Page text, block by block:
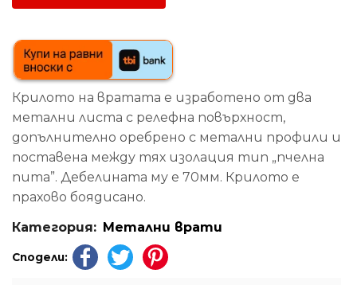
Крилото на вратата е изработено от два
метални листа с релефна повърхност,
допълнително оребрено с метални профили и
поставена между тях изолация тип „пчелна
пита”. Дебелината му е 70мм. Крилото е
прахово боядисано.
Категория: Метални врати
Сподели: